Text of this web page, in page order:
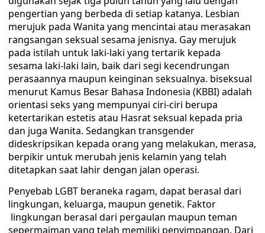
pengertian yang berbeda di setiap katanya. Lesbian
merujuk pada Wanita yang mencintai atau merasakan
rangsangan seksual sesama jenisnya. Gay merujuk
pada istilah untuk laki-laki yang tertarik kepada
sesama laki-laki lain, baik dari segi kecendrungan
perasaannya maupun keinginan seksualnya. biseksual
menurut Kamus Besar Bahasa Indonesia (KBBI) adalah
orientasi seks yang mempunyai ciri-ciri berupa
ketertarikan estetis atau Hasrat seksual kepada pria
dan juga Wanita. Sedangkan transgender
dideskripsikan kepada orang yang melakukan, merasa,
berpikir untuk merubah jenis kelamin yang telah
ditetapkan saat lahir dengan jalan operasi.
Penyebab LGBT beraneka ragam, dapat berasal dari
lingkungan, keluarga, maupun genetik. Faktor
lingkungan berasal dari pergaulan maupun teman
sepermaiman yang telah memiliki penyimpangan. Dari